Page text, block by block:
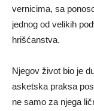
vernicima, sa
jednog od velikih
hrišćanstva.
Njegov život bio je
asketska praksa
ne samo za njega